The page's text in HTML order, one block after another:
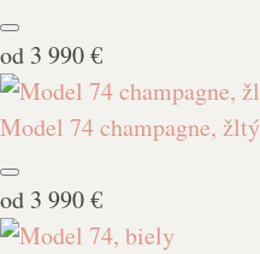
od 3 990 €
Model 74 champagne, žltý
od 3 990 €